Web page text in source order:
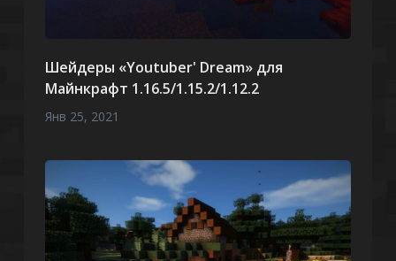
Шейдеры «Youtuber' Dream» для
Майнкрафт 1.16.5/1.15.2/1.12.2
Янв 25, 2021